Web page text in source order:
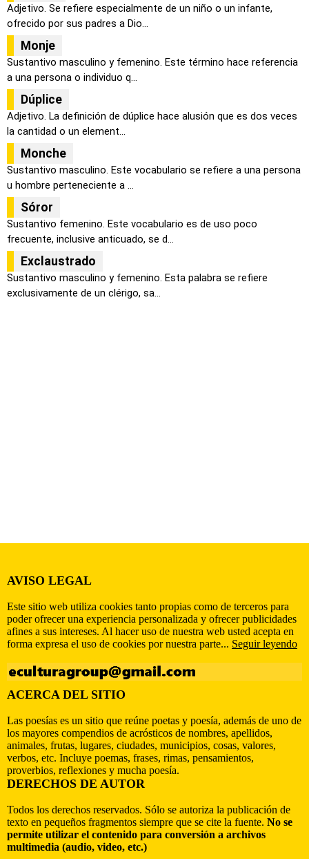
Adjetivo. Se refiere especialmente de un niño o un infante,
ofrecido por sus padres a Dio...
Monje
Sustantivo masculino y femenino. Este término hace referencia
a una persona o individuo q...
Dúplice
Adjetivo. La definición de dúplice hace alusión que es dos veces
la cantidad o un element...
Monche
Sustantivo masculino. Este vocabulario se refiere a una persona
u hombre perteneciente a ...
Sóror
Sustantivo femenino. Este vocabulario es de uso poco
frecuente, inclusive anticuado, se d...
Exclaustrado
Sustantivo masculino y femenino. Esta palabra se refiere
exclusivamente de un clérigo, sa...
AVISO LEGAL
Este sitio web utiliza cookies tanto propias como de terceros para
poder ofrecer una experiencia personalizada y ofrecer publicidades
afines a sus intereses. Al hacer uso de nuestra web usted acepta en
forma expresa el uso de cookies por nuestra parte... Seguir leyendo
ACERCA DEL SITIO
Las poesías es un sitio que reúne poetas y poesía, además de uno de
los mayores compendios de acrósticos de nombres, apellidos,
animales, frutas, lugares, ciudades, municipios, cosas, valores,
verbos, etc. Incluye poemas, frases, rimas, pensamientos,
proverbios, reflexiones y mucha poesía.
DERECHOS DE AUTOR
Todos los derechos reservados. Sólo se autoriza la publicación de
texto en pequeños fragmentos siempre que se cite la fuente. No se
permite utilizar el contenido para conversión a archivos
multimedia (audio, video, etc.)